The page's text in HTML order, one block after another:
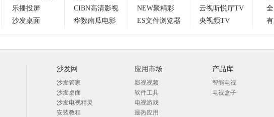
乐播投屏
沙发桌面
CIBN高清影视
华数南瓜电影
NEW聚精彩
ES文件浏览器
云视听悦厅TV
央视频TV
沙发网
沙发管家
沙发桌面
沙发电视精灵
安装教程
应用市场
影视视频
软件工具
电视游戏
最热应用
产品库
智能电视
电视盒子